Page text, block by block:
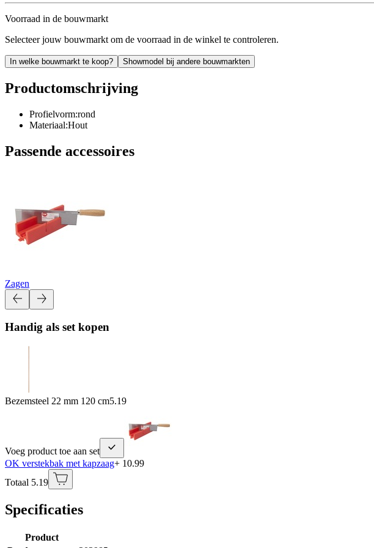
Voorraad in de bouwmarkt
Selecteer jouw bouwmarkt om de voorraad in de winkel te controleren.
In welke bouwmarkt te koop? Showmodel bij andere bouwmarkten
Productomschrijving
Profielvorm:rond
Materiaal:Hout
Passende accessoires
Zagen
Handig als set kopen
Bezemsteel 22 mm 120 cm5.19
Voeg product toe aan set
OK verstekbak met kapzaag+ 10.99
Totaal 5.19
Specificaties
Product